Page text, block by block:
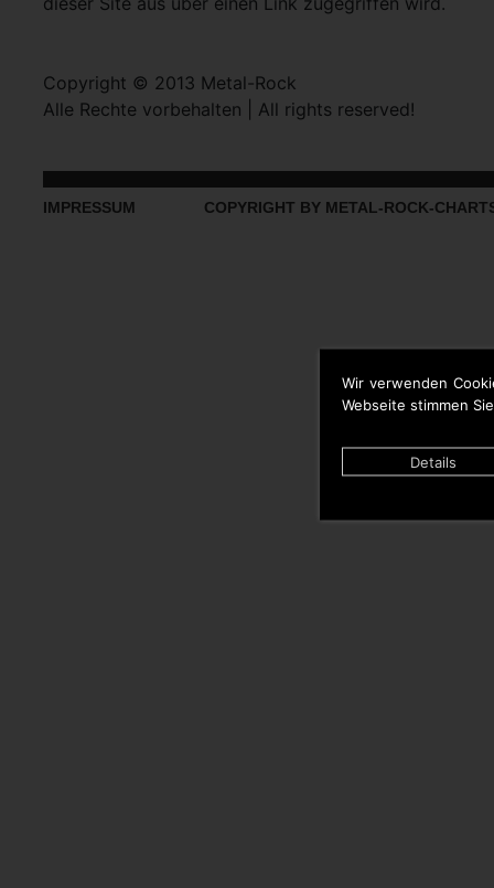
Wir verwenden
Webseite stimmen
Details
Copyright © 2013 Metal-Rock
Alle Rechte vorbehalten | All rights reserved!
IMPRESSUM COPYRIGHT BY METAL-ROCK-